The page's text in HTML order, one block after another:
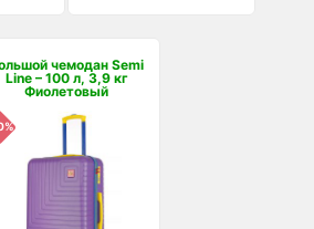
чемодан Semi
Line – 100 л, 3,9 кг
Фиолетовый